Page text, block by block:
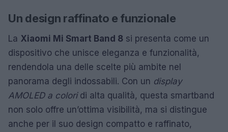
Un design raffinato e funzionale
La Xiaomi Mi Smart Band 8 si presenta come un
dispositivo che unisce eleganza e funzionalità,
rendendola una delle scelte più ambite nel
panorama degli indossabili. Con un display
AMOLED a coloridi alta qualità, questa smartband
non solo offre un’ottima visibilità, ma si distingue
anche per il suo design compatto e raffinato,